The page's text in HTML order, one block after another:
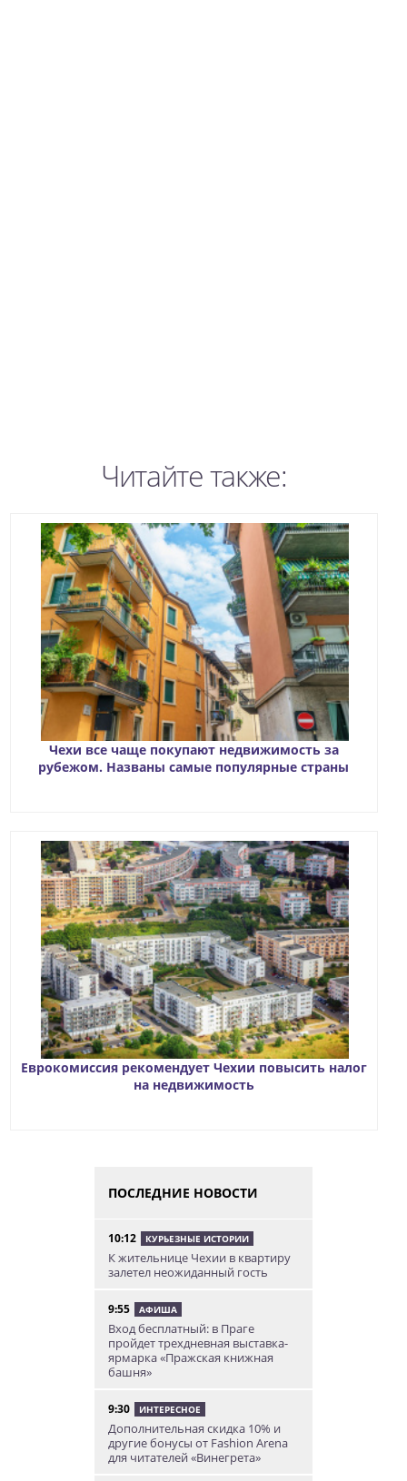
Читайте также:
Чехи все чаще покупают недвижимость за
рубежом. Названы самые популярные страны
Еврокомиссия рекомендует Чехии повысить налог
на недвижимость
ПОСЛЕДНИЕ НОВОСТИ
10:12 КУРЬЕЗНЫЕ ИСТОРИИ
К жительнице Чехии в квартиру
залетел неожиданный гость
9:55 АФИША
Вход бесплатный: в Праге
пройдет трехдневная выставка-
ярмарка «Пражская книжная
башня»
9:30 ИНТЕРЕСНОЕ
Дополнительная скидка 10% и
другие бонусы от Fashion Arena
для читателей «Винегрета»